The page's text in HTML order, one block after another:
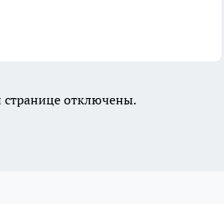
отключены.